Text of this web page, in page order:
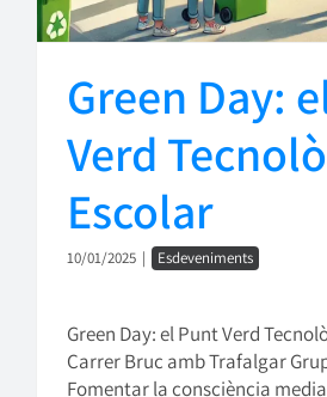
Green Day:
Verd
Escolar
10/01/2025 | Esdeveniments
Green Day: el Punt Verd
Carrer Bruc amb Trafalgar
Fomentar la consciència